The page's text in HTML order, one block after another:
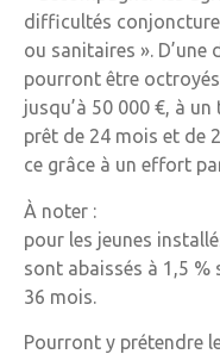
difficultés
ou sanitaires ». D’une
pourront être
jusqu’à 50 000 €, à
prêt de 24 mois et de
ce grâce à un effort
À noter :
pour les jeunes
sont abaissés à 1,5 %
36 mois.
Pourront y prétendre